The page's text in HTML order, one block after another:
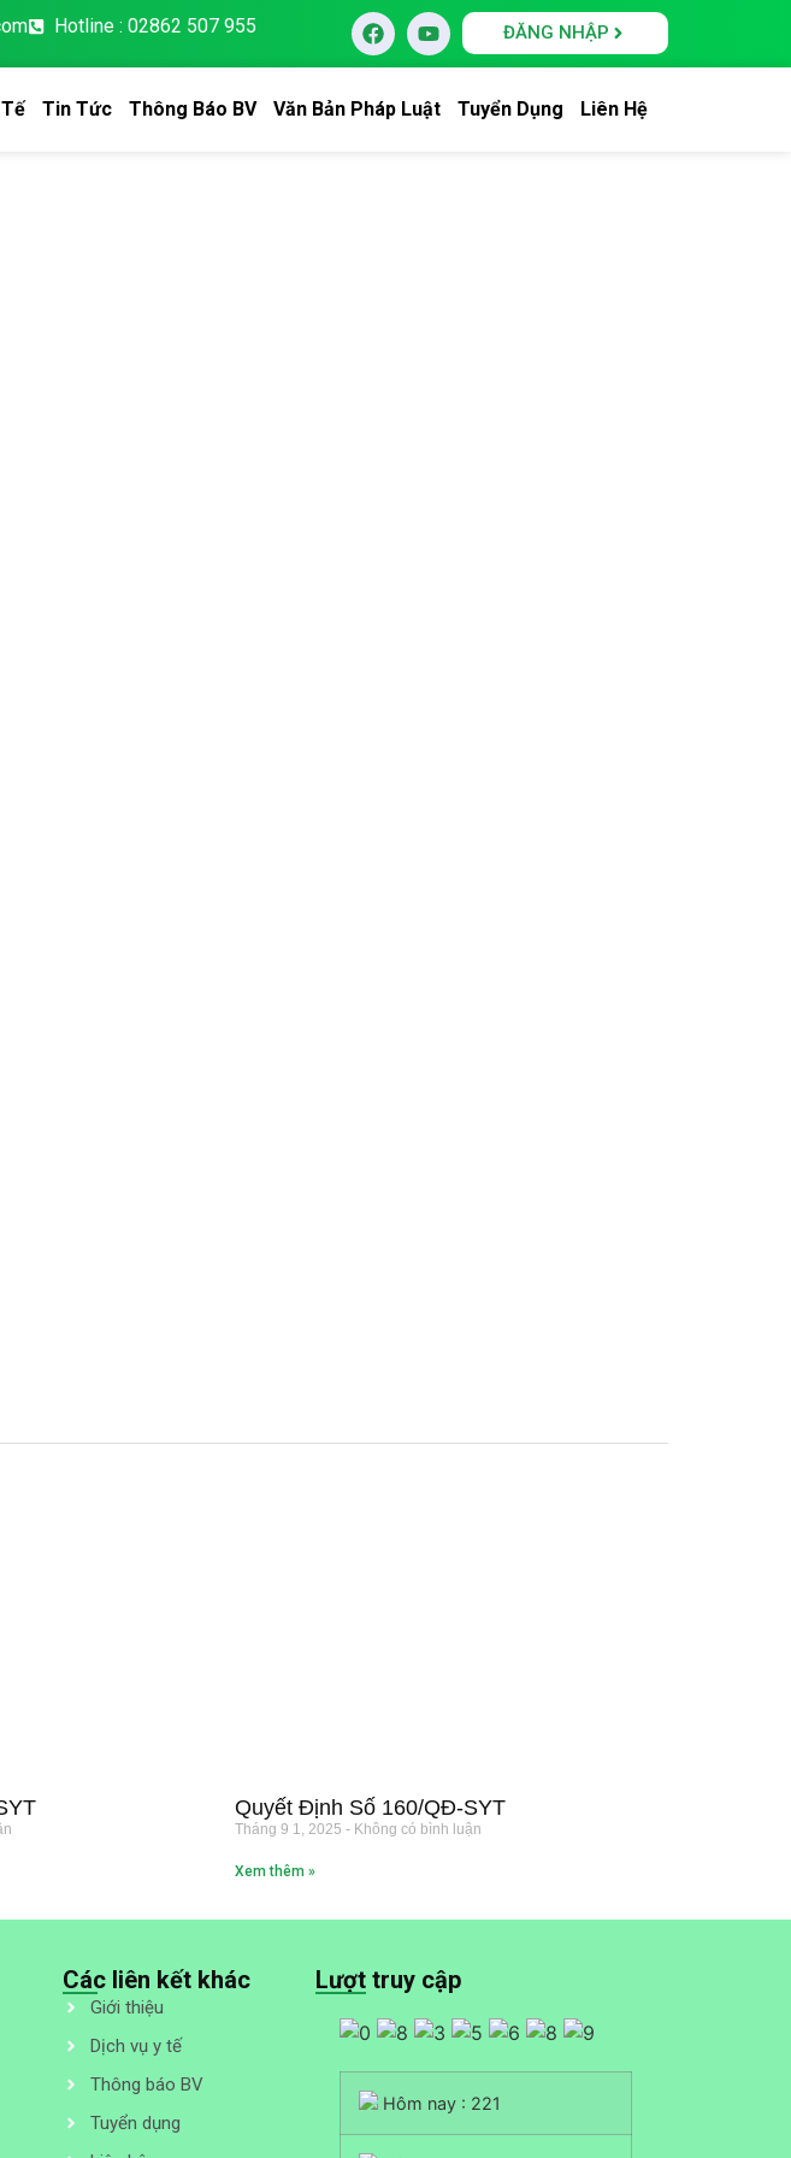
Hotline : 02862 507 955 ĐĂNG NHẬP
Tin Tức Thông Báo BV Văn Bản Pháp Luật Tuyển Dụng Liên Hệ
Quyết Định Số 160/QĐ-SYT
Tháng 9 1, 2025 Không có bình luận
Xem thêm »
Các liên kết khác
Giới thiệu
Dịch vụ y tế
Thông báo BV
Tuyển dụng
Lượt truy cập
Hôm nay : 221